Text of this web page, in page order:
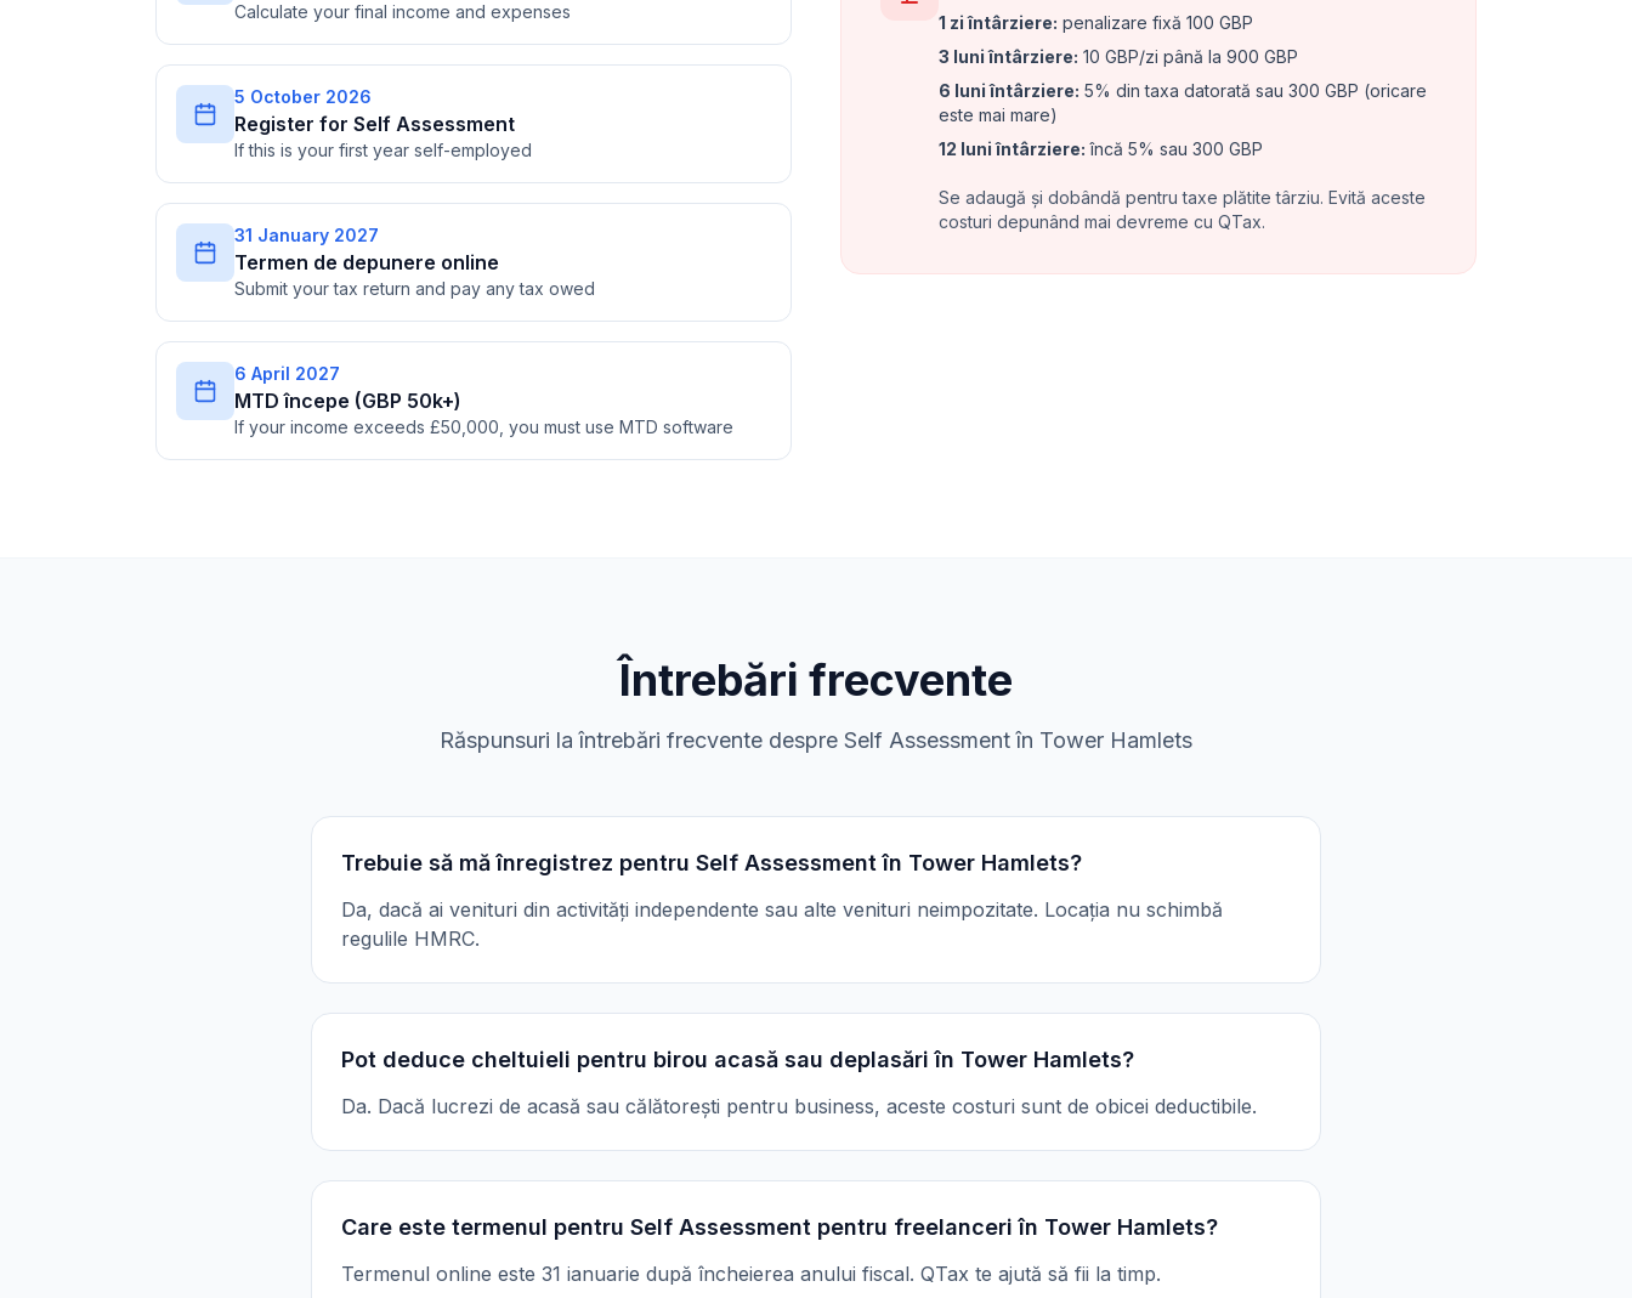
Calculate your final income and expenses
5 October 2026
Register for Self Assessment
If this is your first year self-employed
31 January 2027
Termen de depunere online
Submit your tax return and pay any tax owed
6 April 2027
MTD începe (GBP 50k+)
If your income exceeds £50,000, you must use MTD software
1 zi întârziere: penalizare fixă 100 GBP
3 luni întârziere: 10 GBP/zi până la 900 GBP
6 luni întârziere: 5% din taxa datorată sau 300 GBP (oricare
este mai mare)
12 luni întârziere: încă 5% sau 300 GBP
Se adaugă și dobândă pentru taxe plătite târziu. Evită aceste
costuri depunând mai devreme cu QTax.
Întrebări frecvente
Răspunsuri la întrebări frecvente despre Self Assessment în Tower Hamlets
Trebuie să mă înregistrez pentru Self Assessment în Tower Hamlets?
Da, dacă ai venituri din activități independente sau alte venituri neimpozitate. Locația nu schimbă
regulile HMRC.
Pot deduce cheltuieli pentru birou acasă sau deplasări în Tower Hamlets?
Da. Dacă lucrezi de acasă sau călătorești pentru business, aceste costuri sunt de obicei deductibile.
Care este termenul pentru Self Assessment pentru freelanceri în Tower Hamlets?
Termenul online este 31 ianuarie după încheierea anului fiscal. QTax te ajută să fii la timp.